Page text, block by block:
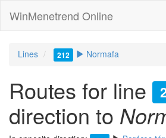
WinMenetrend Online
Lines 212 Normafa
Routes for line
direction to